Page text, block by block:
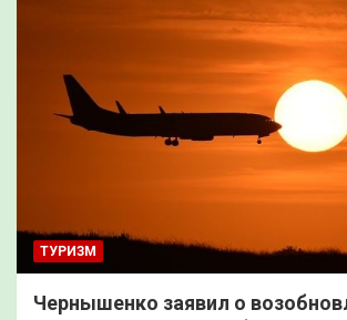
ТУРИЗМ
Чернышенко заявил о